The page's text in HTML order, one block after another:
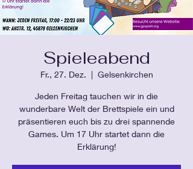
Spieleabend
Fr., 27. Dez.
  |
Gelsenkirchen
Jeden Freitag tauchen wir in die
wunderbare Welt der Brettspiele ein und
präsentieren euch bis zu drei spannende
Games. Um 17 Uhr startet dann die
Erklärung!